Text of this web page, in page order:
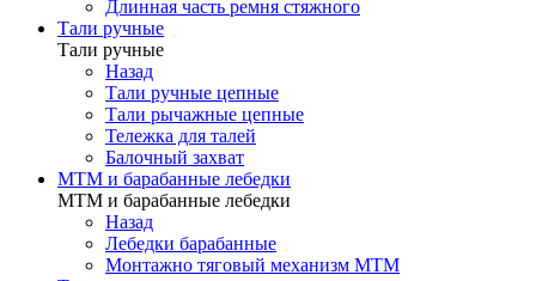
Длинная часть ремня стяжного
Тали ручные
Тали ручные
Назад
Тали ручные цепные
Тали рычажные цепные
Тележка для талей
Балочный захват
МТМ и барабанные лебедки
МТМ и барабанные лебедки
Назад
Лебедки барабанные
Монтажно тяговый механизм МТМ